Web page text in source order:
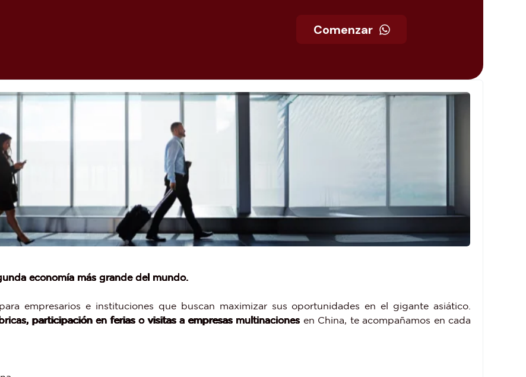
Comenzar
economía más grande del mundo.
empresarios e instituciones que buscan maximizar sus oportunidades en el gigante asiático.
participación en ferias o visitas a empresas multinaciones en China, te acompañamos en cada